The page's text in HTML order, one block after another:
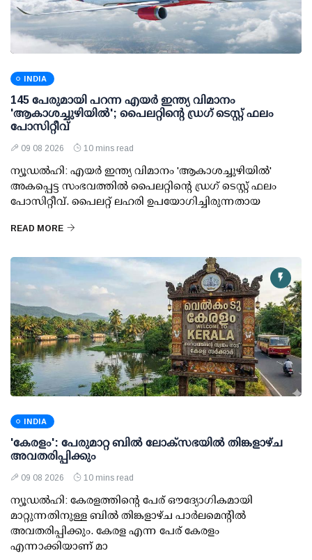
INDIA
145 പേരുമായി പറന്ന എയര്‍ ഇന്ത്യ വിമാനം
'ആകാശച്ചുഴിയില്‍'; പൈലറ്റിന്റെ ഡ്രഗ് ടെസ്റ്റ് ഫലം
പോസിറ്റീവ്
09 08 2026 10 mins read
ന്യൂഡല്‍ഹി: എയര്‍ ഇന്ത്യ വിമാനം 'ആകാശച്ചുഴിയില്‍'
അകപ്പെട്ട സംഭവത്തില്‍ പൈലറ്റിന്റെ ഡ്രഗ് ടെസ്റ്റ് ഫലം
പോസിറ്റീവ്. പൈലറ്റ് ലഹരി ഉപയോഗിച്ചിരുന്നതായ
READ MORE
INDIA
'കേരളം': പേരുമാറ്റ ബില്‍ ലോക്സഭയില്‍ തിങ്കളാഴ്ച
അവതരിപ്പിക്കും
09 08 2026 10 mins read
ന്യൂഡല്‍ഹി: കേരളത്തിന്റെ പേര് ഔദ്യോഗികമായി
മാറ്റുന്നതിനുള്ള ബില്‍ തിങ്കളാഴ്ച പാര്‍ലമെന്റില്‍
അവതരിപ്പിക്കും. കേരള എന്ന പേര് കേരളം
എന്നാക്കിയാണ് മാ